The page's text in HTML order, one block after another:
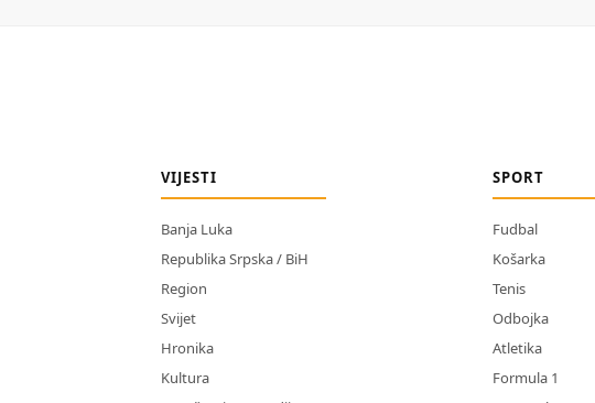
VIJESTI
Banja Luka
Republika Srpska / BiH
Region
Svijet
Hronika
Kultura
SPORT
Fudbal
Košarka
Tenis
Odbojka
Atletika
Formula 1